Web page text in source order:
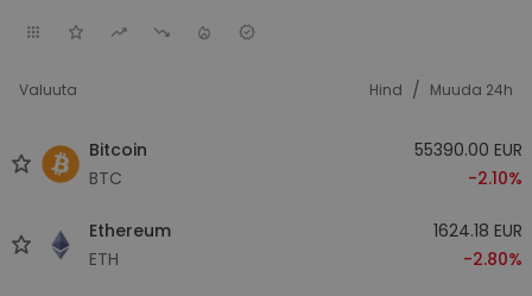
Valuuta Hind / Muuda 24h
Bitcoin
BTC
55390.00 EUR
-2.10%
Ethereum
ETH
1624.18 EUR
-2.80%